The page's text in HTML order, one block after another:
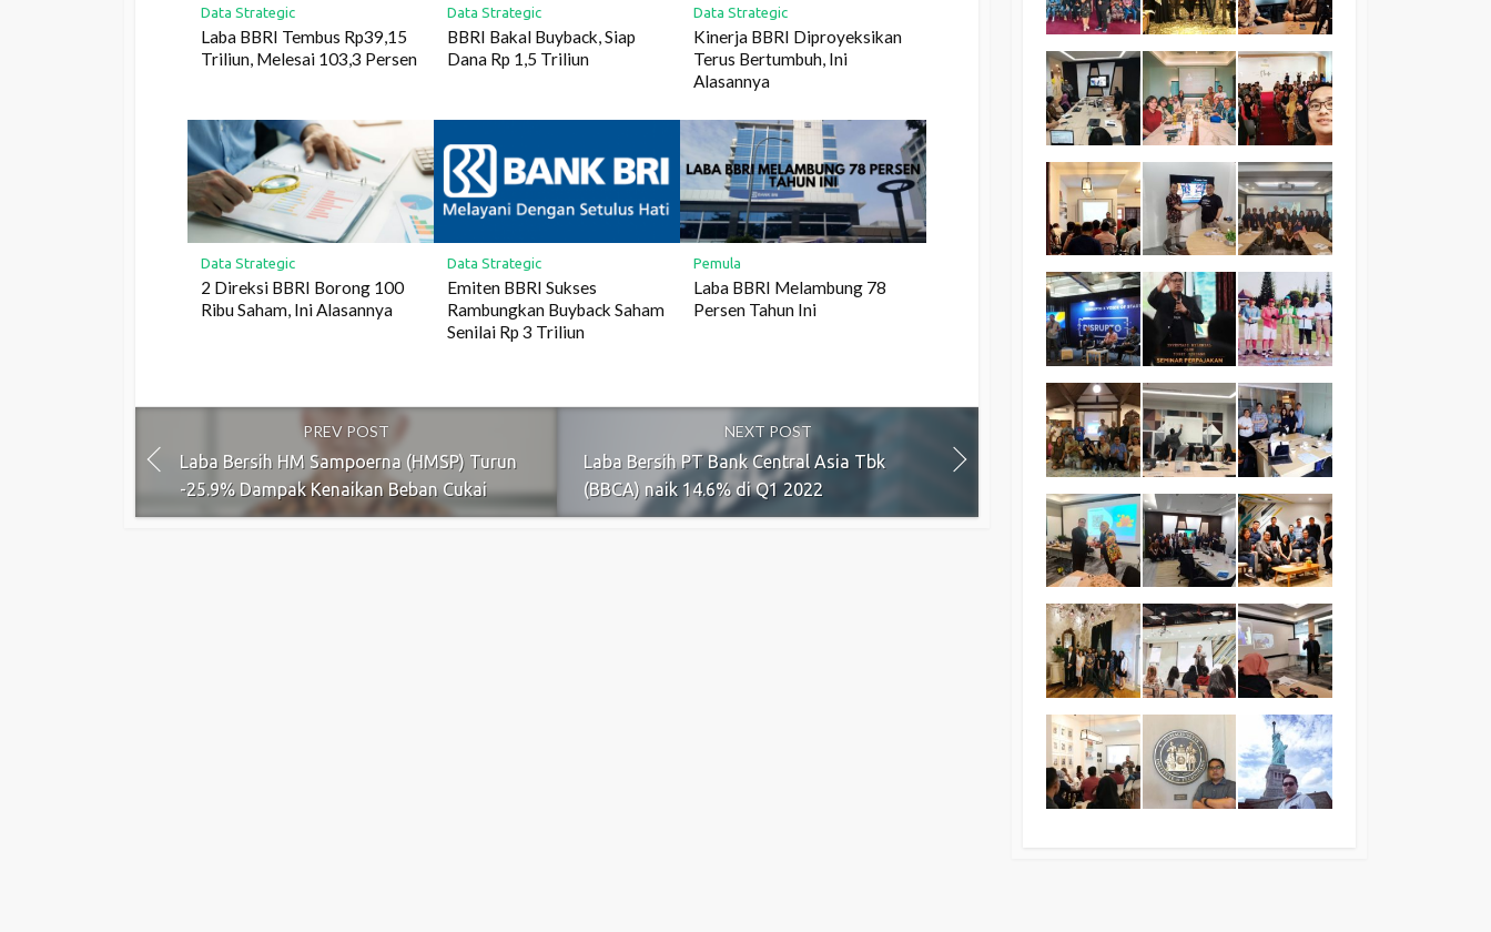
Data Strategic
Laba BBRI Tembus Rp39,15
Triliun, Melesai 103,3 Persen
Data Strategic
BBRI Bakal Buyback, Siap
Dana Rp 1,5 Triliun
Data Strategic
Kinerja BBRI Diproyeksikan
Terus Bertumbuh, Ini
Alasannya
Data Strategic
2 Direksi BBRI Borong 100
Ribu Saham, Ini Alasannya
Data Strategic
Emiten BBRI Sukses
Rambungkan Buyback Saham
Senilai Rp 3 Triliun
Pemula
Laba BBRI Melambung 78
Persen Tahun Ini
PREV POST
Laba Bersih HM Sampoerna (HMSP) Turun
-25.9% Dampak Kenaikan Beban Cukai
NEXT POST
Laba Bersih PT Bank Central Asia Tbk
(BBCA) naik 14.6% di Q1 2022